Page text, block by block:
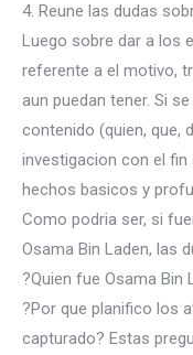
4. Reune las dudas
Luego sobre dar a los
referente a el motivo,
aun puedan tener. Si
contenido (quien, que,
investigacion con el fin
hechos basicos y
Como podri­a ser, si
Osama Bin Laden, las
?Quien fue Osama Bin
?Por que planifico los
capturado? Estas